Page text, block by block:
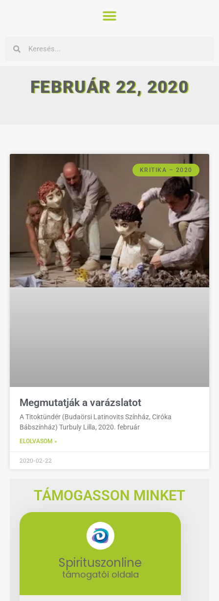
FEBRUÁR 22, 2020
KRITIKA – 2020
Megmutatják a varázslatot
A Titoktündér (Budaörsi Latinovits Színház, Ciróka
Bábszínház) Turbuly Lilla, 2020. február
ELOLVASOM »
2020-02-22
TÁMOGASSON MINKET
Spirituszonline
támogatói oldala